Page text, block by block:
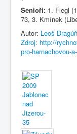
Senioři: 1. Flegl
73, 3. Kmínek
Autor: Leoš Dragúň
Zdroj: http://
pro-harnachovou-